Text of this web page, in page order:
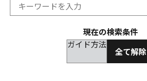
現在の検索条件
ガイド方法
全て解除